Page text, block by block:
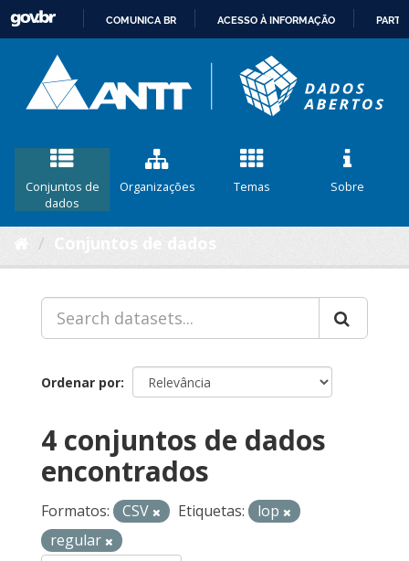
CONTEÚDO
COMUNICA BR ACESSO À INFORMAÇÃO
Conjuntos de
dados
Organizações Temas Sobre
Ordenar por
4 conjuntos de dados
encontrados
Formatos: CSV Etiquetas:
lop
regular